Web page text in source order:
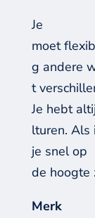
Je
moet
g andere
t
Je hebt
lturen. Als
je snel op
de hoogte
Merk